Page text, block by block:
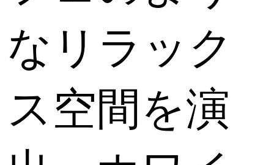
なリラック
ス空間を演